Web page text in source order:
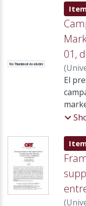
No Thumbnail Available
01,
(
Mir
El
by
(